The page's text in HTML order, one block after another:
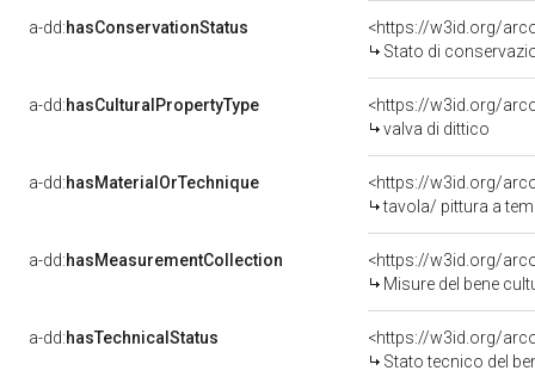
a-dd:hasConservationStatus
<https://w3id.org/
Stato di
a-dd:hasCulturalPropertyType
<https://w3id.org/
valva di dittico
a-dd:hasMaterialOrTechnique
<https://w3id.org/
tavola/ pittura a
a-dd:hasMeasurementCollection
<https://w3id.org/
Misure del bene
a-dd:hasTechnicalStatus
<https://w3id.org/
Stato tecnico del